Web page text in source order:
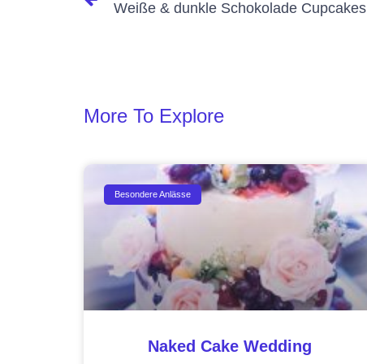
Weiße & dunkle Schokolade Cupcakes
More To Explore
Besondere Anlässe
Naked Cake Wedding